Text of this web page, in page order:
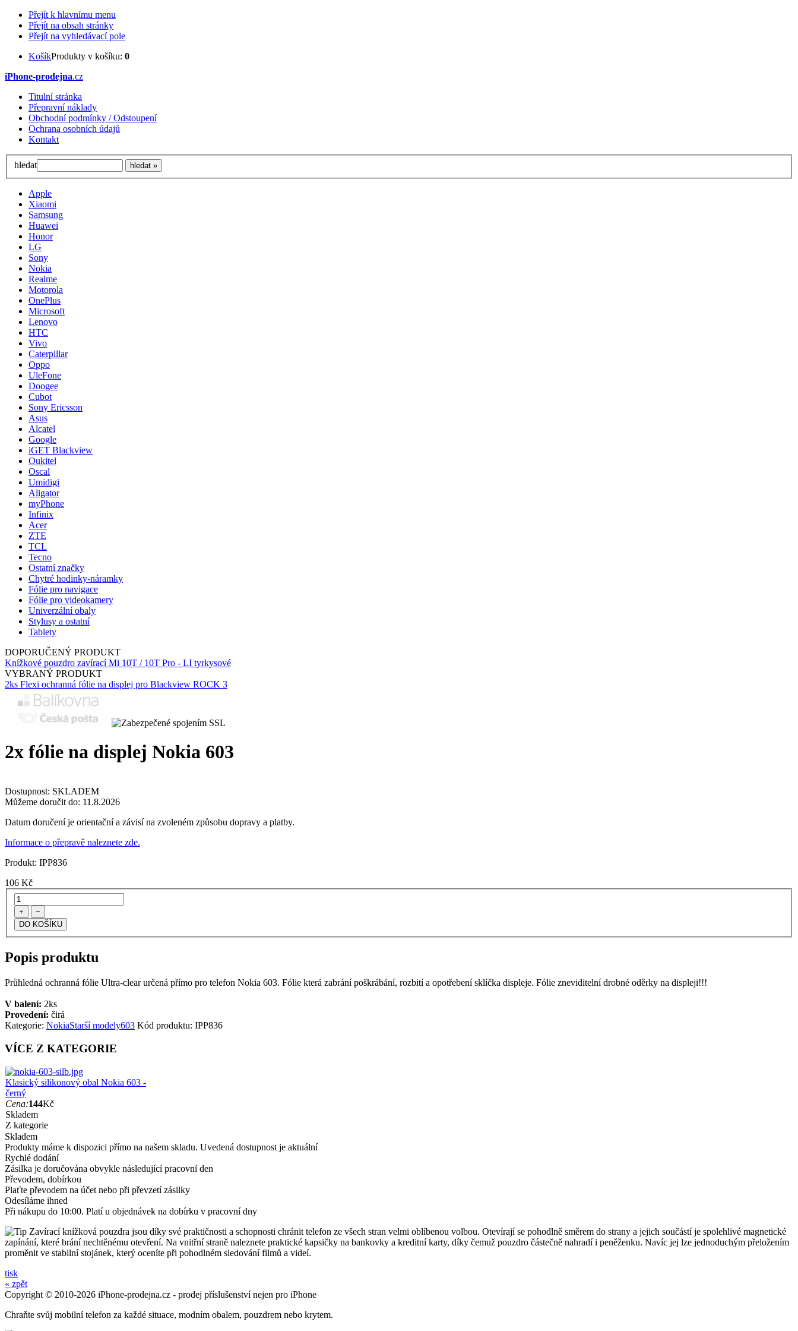
Přejít k hlavnímu menu
Přejít na obsah stránky
Přejít na vyhledávací pole
KošíkProdukty v košíku: 0
iPhone-prodejna.cz
Titulní stránka
Přepravní náklady
Obchodní podmínky / Odstoupení
Ochrana osobních údajů
Kontakt
hledat
Apple
Xiaomi
Samsung
Huawei
Honor
LG
Sony
Nokia
Realme
Motorola
OnePlus
Microsoft
Lenovo
HTC
Vivo
Caterpillar
Oppo
UleFone
Doogee
Cubot
Sony Ericsson
Asus
Alcatel
Google
iGET Blackview
Oukitel
Oscal
Umidigi
Aligator
myPhone
Infinix
Acer
ZTE
TCL
Tecno
Ostatní značky
Chytré hodinky-náramky
Fólie pro navigace
Fólie pro videokamery
Univerzální obaly
Stylusy a ostatní
Tablety
DOPORUČENÝ PRODUKT
Knížkové pouzdro zavírací Mi 10T / 10T Pro - LI tyrkysové
VYBRANÝ PRODUKT
2ks Flexi ochranná fólie na displej pro Blackview ROCK 3
2x fólie na displej Nokia 603
Dostupnost: SKLADEM
Můžeme doručit do: 11.8.2026
Datum doručení je orientační a závisí na zvoleném způsobu dopravy a platby.
Informace o přepravě naleznete zde.
Produkt: IPP836
106 Kč
+ −
Popis produktu
Průhledná ochranná fólie Ultra-clear určená přímo pro telefon Nokia 603. Fólie která zabrání poškrábání, rozbití a opotřebení sklíčka displeje. Fólie zneviditelní drobné oděrky na displeji!!!
V balení: 2ks
Provedení: čirá
Kategorie: NokiaStarší modely603 Kód produktu: IPP836
VÍCE Z KATEGORIE
Klasický silikonový obal Nokia 603 -
černý
Cena:144Kč
Skladem
Z kategorie
Skladem
Produkty máme k dispozici přímo na našem skladu. Uvedená dostupnost je aktuální
Rychlé dodání
Zásilka je doručována obvykle následující pracovní den
Převodem, dobírkou
Plaťte převodem na účet nebo při převzetí zásilky
Odesíláme ihned
Při nákupu do 10:00. Platí u objednávek na dobírku v pracovní dny
Zavírací knížková pouzdra jsou díky své praktičnosti a schopnosti chránit telefon ze všech stran velmi oblíbenou volbou. Otevírají se pohodlně směrem do strany a jejich součástí je spolehlivé magnetické
zapínání, které brání nechtěnému otevření. Na vnitřní straně naleznete praktické kapsičky na bankovky a kreditní karty, díky čemuž pouzdro částečně nahradí i peněženku. Navíc jej lze jednoduchým přeložením
proměnit ve stabilní stojánek, který oceníte při pohodlném sledování filmů a videí.
tisk
« zpět
Copyright © 2010-2026 iPhone-prodejna.cz - prodej příslušenství nejen pro iPhone
Chraňte svůj mobilní telefon za každé situace, modním obalem, pouzdrem nebo krytem.